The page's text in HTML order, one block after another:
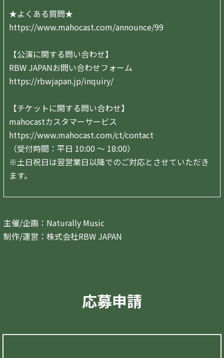
★よくある質問★
https://www.mahocast.com/announce/99
【公演に関する問い合わせ】
RBW JAPANお問い合わせフォーム
https://rbwjapan.jp/inquiry/
【チケットに関する問い合わせ】
mahocastカスタマーサービス
https://www.mahocast.com/ct/contact
（受付時間：平日 10:00 ～ 18:00）
※土日祝日は翌営業日以降でのご対応とさせていただき
ます。
主催/企画：Naturally Music
制作/運営：株式会社RBW JAPAN
応募申請